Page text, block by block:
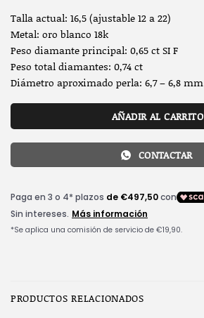
Talla actual: 16,5 (ajustable 12 a 22)
Metal: oro blanco 18k
Peso diamante principal: 0,65 ct SI F
Peso total diamantes: 0,74 ct
Diámetro aproximado perla: 6,7 – 6,8 mm
AÑADIR AL CARRITO
CONTACTAR
PRODUCTOS RELACIONADOS